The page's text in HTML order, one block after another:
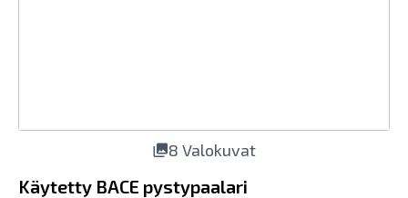
8 Valokuvat
Käytetty BACE pystypaalari